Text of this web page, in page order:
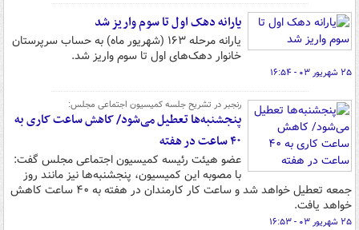
یارانه دهک اول تا سوم واریز شد
یارانه مرحله ۱۶۳ (شهریور ماه) به حساب سرپرستان
خانوار دهک‌های اول تا سوم واریز شد.
۲۵ شهریور ۰۳ - ۱۶:۵۴
رنجبر در تشریح جلسه کمیسیون اجتماعی مجلس:
پنجشنبه‌ها تعطیل می‌شود/ کاهش ساعت کاری به
۴۰ ساعت در هفته
عضو هیئت رئیسه کمیسیون اجتماعی مجلس گفت:
با مصوبه این کمیسیون، پنجشنبه‌ها نیز مانند روز
جمعه تعطیل خواهد شد و ساعت کار کارمندان در هفته به ۴۰ ساعت کاهش
خواهد یافت.
۲۵ شهریور ۰۳ - ۱۶:۵۳